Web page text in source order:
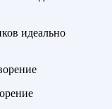
идеально